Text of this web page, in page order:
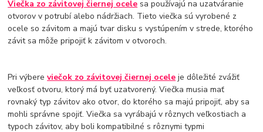
Viečka zo závitovej čiernej ocele sa používajú na uzatváranie
otvorov v potrubí alebo nádržiach. Tieto viečka sú vyrobené z
ocele so závitom a majú tvar disku s vystúpením v strede, ktorého
závit sa môže pripojiť k závitom v otvoroch.
Pri výbereviečok zo závitovej čiernej ocele je dôležité zvážiť
veľkosť otvoru, ktorý má byť uzatvorený. Viečka musia mať
rovnaký typ závitov ako otvor, do ktorého sa majú pripojiť, aby sa
mohli správne spojiť. Viečka sa vyrábajú v rôznych veľkostiach a
typoch závitov, aby boli kompatibilné s rôznymi typmi